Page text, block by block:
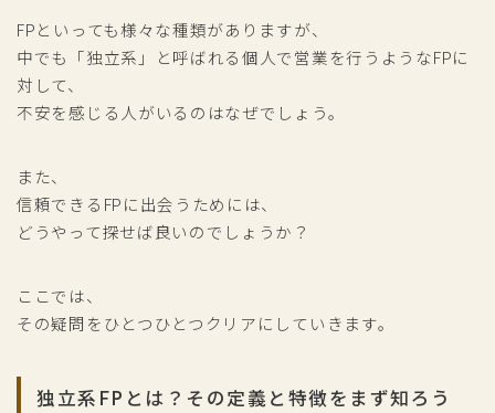
FPといっても様々な種類がありますが、
中でも「独立系」と呼ばれる個人で営業を行うようなFPに
対して、
不安を感じる人がいるのはなぜでしょう。
また、
信頼できるFPに出会うためには、
どうやって探せば良いのでしょうか？
ここでは、
その疑問をひとつひとつクリアにしていきます。
独立系FPとは？その定義と特徴をまず知ろう